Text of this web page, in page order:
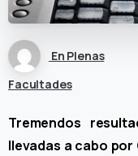
En Plenas
Facultades
Tremendos
llevadas a cabo por